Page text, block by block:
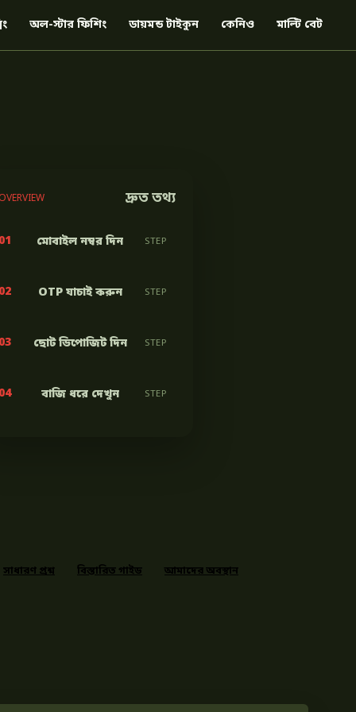
অল-স্টার ফিশিং ডায়মন্ড টাইকুন কেনিও মাল্টি বেট
দ্রুত তথ্য
মোবাইল নম্বর দিন STEP
OTP যাচাই করুন STEP
ছোট ডিপোজিট দিন STEP
বাজি ধরে দেখুন STEP
সাধারণ প্রশ্ন বিস্তারিত গাইড আমাদের অবস্থান